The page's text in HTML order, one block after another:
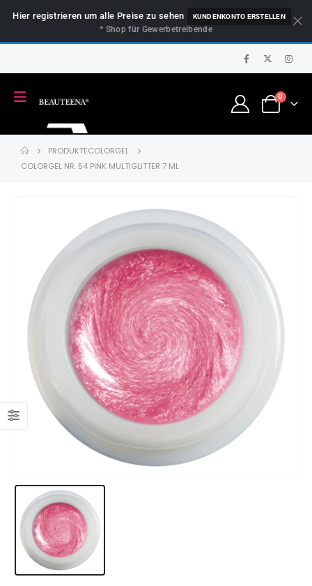
Hier registrieren um alle Preise zu sehen KUNDENKONTO ERSTELLEN
* Shop für Gewerbetreibende
0
PRODUKTECOLORGEL
COLORGEL NR. 54 PINK MULTIGLITTER 7 ML